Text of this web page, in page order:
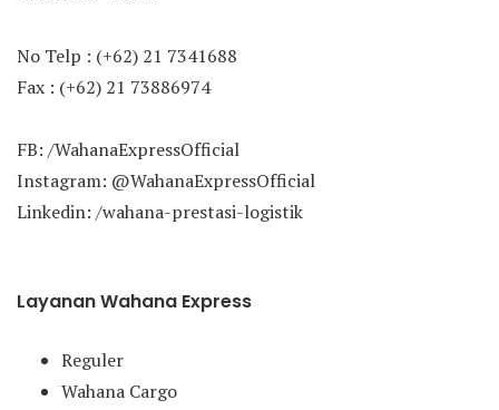
No Telp : (+62) 21 7341688
Fax : (+62) 21 73886974
FB: /WahanaExpressOfficial
Instagram: @WahanaExpressOfficial
Linkedin: /wahana-prestasi-logistik
Layanan Wahana Express
Reguler
Wahana Cargo